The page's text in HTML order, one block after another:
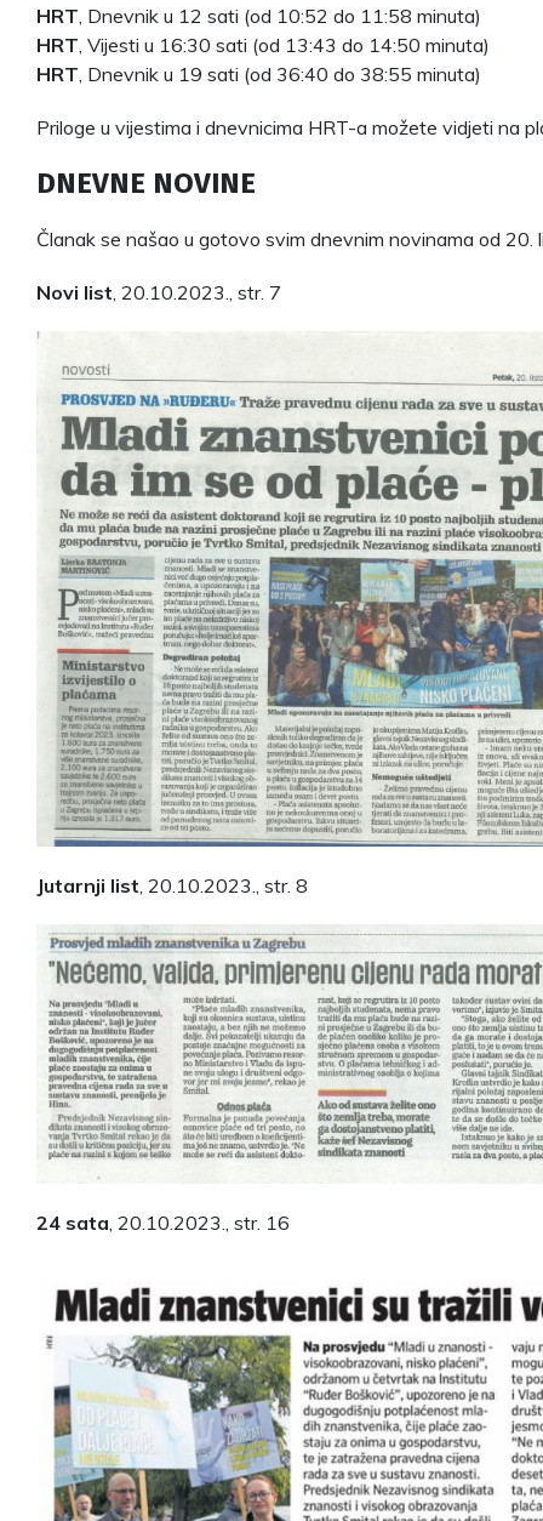
HRT , Dnevnik u 12 sati (od 10:52 do 11:58 minuta)
HRT , Vijesti u 16:30 sati (od 13:43 do 14:50 minuta)
HRT , Dnevnik u 19 sati (od 36:40 do 38:55 minuta)
Priloge u vijestima i dnevnicima HRT-a možete vidjeti na
DNEVNE NOVINE
Članak se našao u gotovo svim dnevnim novinama od
Novi list , 20.10.2023., str. 7
Jutarnji list , 20.10.2023., str. 8
24 sata, 20.10.2023., str. 16